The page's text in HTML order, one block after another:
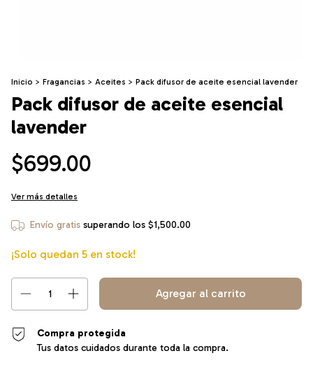
Inicio > Fragancias > Aceites > Pack difusor de aceite esencial lavender
Pack difusor de aceite esencial
lavender
$699.00
Ver más detalles
Envío gratis superando los $1,500.00
¡Solo quedan 5 en stock!
Compra protegida
Tus datos cuidados durante toda la compra.